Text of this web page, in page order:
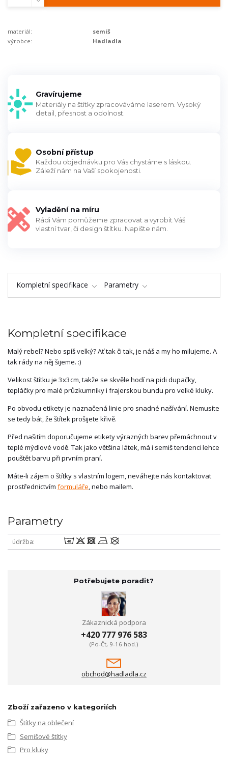
materiál:
semiš
výrobce:
Hadladla
Gravírujeme
Materiály na štítky zpracováváme laserem. Vysoký
detail, přesnost a odolnost.
Osobní přístup
Každou objednávku pro Vás chystáme s láskou.
Záleží nám na Vaší spokojenosti.
Vyladění na míru
Rádi Vám pomůžeme zpracovat a vyrobit Váš
vlastní tvar, či design štítku. Napište nám.
Kompletní specifikace Parametry
Kompletní specifikace
Malý rebel? Nebo spíš velký? Ať tak či tak, je náš a my ho milujeme. A
tak rády na něj šijeme. :)
Velikost štítku je 3x3cm, takže se skvěle hodí na pidi dupačky,
tepláčky pro malé průzkumníky i frajerskou bundu pro velké kluky.
Po obvodu etikety je naznačená linie pro snadné našívání. Nemusíte
se tedy bát, že štítek prošijete křivě.
Před našitím doporučujeme etikety výrazných barev přemáchnout v
teplé mýdlové vodě. Tak jako většina látek, má i semiš tendenci lehce
pouštět barvu při prvním praní.
Máte-li zájem o štítky s vlastním logem, neváhejte nás kontaktovat
prostřednictvím formuláře, nebo mailem.
Parametry
údržba 8odnU
Potřebujete poradit?
Zákaznická podpora
+420 777 976 583
(Po-Čt, 9-16 hod.)
obchod@hadladla.cz
Zboží zařazeno v kategoriích
Štítky na oblečení
Semišové štítky
Pro kluky